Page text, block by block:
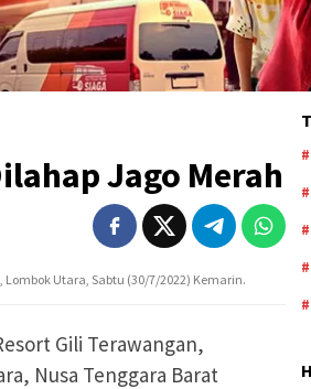
Jago Merah
Utara, Sabtu (30/7/2022) Kemarin.
Gili Terawangan,
Nusa Tenggara Barat